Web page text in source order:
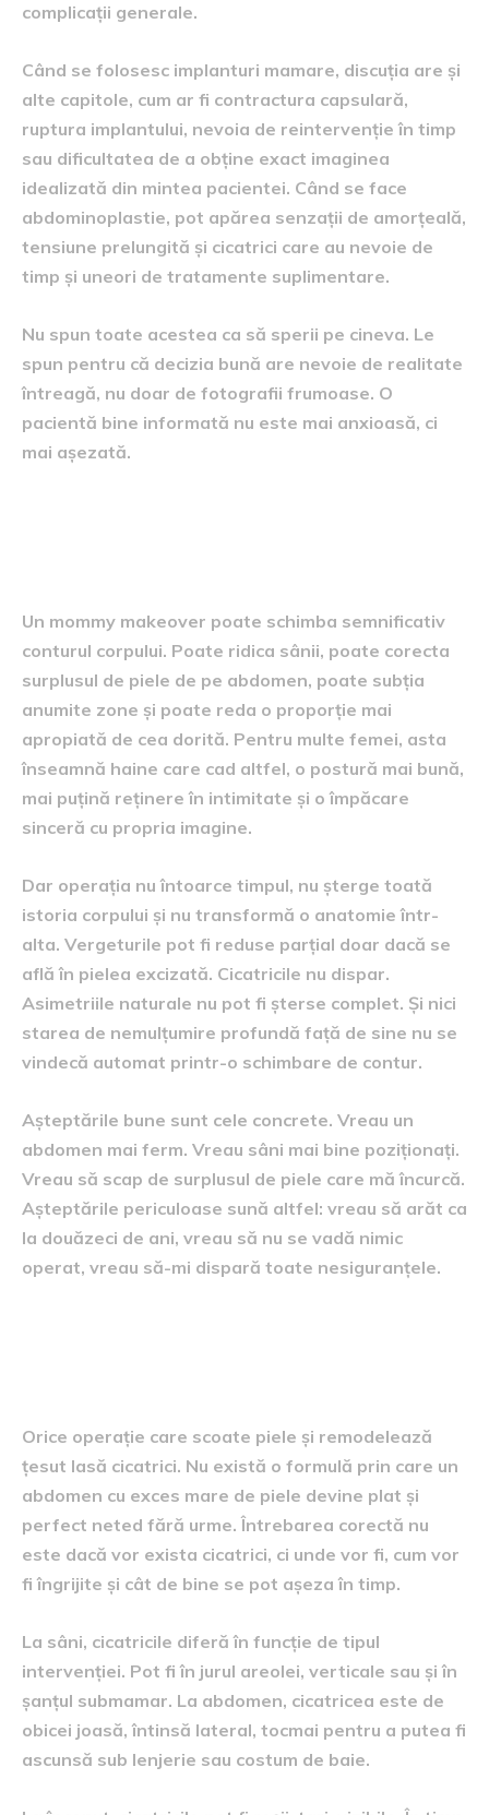
complicații generale.
Când se folosesc implanturi mamare, discuția are și
alte capitole, cum ar fi contractura capsulară,
ruptura implantului, nevoia de reintervenție în timp
sau dificultatea de a obține exact imaginea
idealizată din mintea pacientei. Când se face
abdominoplastie, pot apărea senzații de amorțeală,
tensiune prelungită și cicatrici care au nevoie de
timp și uneori de tratamente suplimentare.
Nu spun toate acestea ca să sperii pe cineva. Le
spun pentru că decizia bună are nevoie de realitate
întreagă, nu doar de fotografii frumoase. O
pacientă bine informată nu este mai anxioasă, ci
mai așezată.
Un mommy makeover poate schimba semnificativ
conturul corpului. Poate ridica sânii, poate corecta
surplusul de piele de pe abdomen, poate subția
anumite zone și poate reda o proporție mai
apropiată de cea dorită. Pentru multe femei, asta
înseamnă haine care cad altfel, o postură mai bună,
mai puțină reținere în intimitate și o împăcare
sinceră cu propria imagine.
Dar operația nu întoarce timpul, nu șterge toată
istoria corpului și nu transformă o anatomie într-
alta. Vergeturile pot fi reduse parțial doar dacă se
află în pielea excizată. Cicatricile nu dispar.
Asimetriile naturale nu pot fi șterse complet. Și nici
starea de nemulțumire profundă față de sine nu se
vindecă automat printr-o schimbare de contur.
Așteptările bune sunt cele concrete. Vreau un
abdomen mai ferm. Vreau sâni mai bine poziționați.
Vreau să scap de surplusul de piele care mă încurcă.
Așteptările periculoase sună altfel: vreau să arăt ca
la douăzeci de ani, vreau să nu se vadă nimic
operat, vreau să-mi dispară toate nesiguranțele.
Orice operație care scoate piele și remodelează
țesut lasă cicatrici. Nu există o formulă prin care un
abdomen cu exces mare de piele devine plat și
perfect neted fără urme. Întrebarea corectă nu
este dacă vor exista cicatrici, ci unde vor fi, cum vor
fi îngrijite și cât de bine se pot așeza în timp.
La sâni, cicatricile diferă în funcție de tipul
intervenției. Pot fi în jurul areolei, verticale sau și în
șanțul submamar. La abdomen, cicatricea este de
obicei joasă, întinsă lateral, tocmai pentru a putea fi
ascunsă sub lenjerie sau costum de baie.